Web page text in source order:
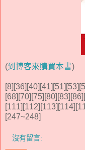
(到博客來購買本書)
[247~248]
沒有留言: